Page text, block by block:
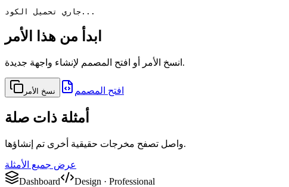
جاري تحميل الكود...
ابدأ من هذا الأمر
انسخ الأمر أو افتح المصمم لإنشاء واجهة جديدة.
نسخ الأمر افتح المصمم
أمثلة ذات صلة
واصل تصفح مخرجات حقيقية أخرى تم إنشاؤها.
عرض جميع الأمثلة
Dashboard
Design · Professional